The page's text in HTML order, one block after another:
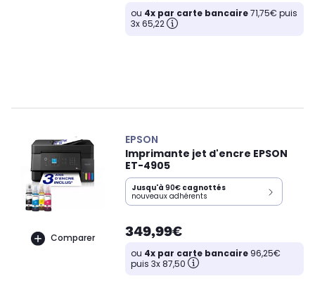
ou 4x par carte bancaire71,75€ puis
3x 65,22
Comparer
EPSON
Imprimante jet d'encre EPSON
ET-4905
Jusqu'à 90€ cagnottés
nouveaux adhérents
349,99€
ou 4x par carte bancaire 96,25€
puis 3x 87,50